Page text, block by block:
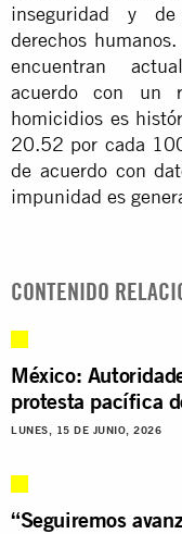
inseguridad y
derechos
encuentran
acuerdo con un
homicidios es
20.52 por cada
de acuerdo con
impunidad es
CONTENIDO
México:
protesta pacífica
LUNES, 15 DE JUNIO, 2026
“Seguiremos